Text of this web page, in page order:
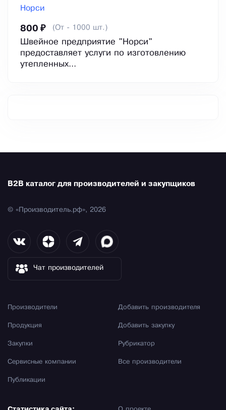
Норси
800 ₽ (От - 1000 шт.)
Швейное предприятие "Норси"
предоставляет услуги по изготовлению
утепленных...
B2B каталог для производителей и закупщиков
© «Производитель.рф», 2026
Чат производителей
Производители
Продукция
Закупки
Сервисные компании
Публикации
Добавить производителя
Добавить закупку
Рубрикатор
Все производители